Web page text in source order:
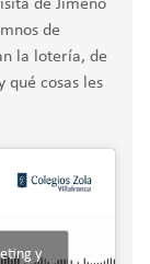
de Jimeno
de
la lotería, de
cosas les
y